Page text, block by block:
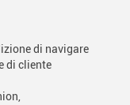
di navigare
di cliente